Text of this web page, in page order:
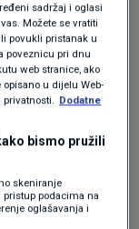
sadržaj i oglasi
Možete se vratiti
povukli pristanak u
poveznicu pri dnu
web stranice, ako
u dijelu Web-
Dodatne
bismo pružili
skeniranje
podacima na
oglašavanja i